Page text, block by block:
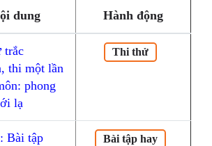
dung Hành động
trắc
thi một lần
phong
lạ
Thi thử
Bài tập
Bài tập hay